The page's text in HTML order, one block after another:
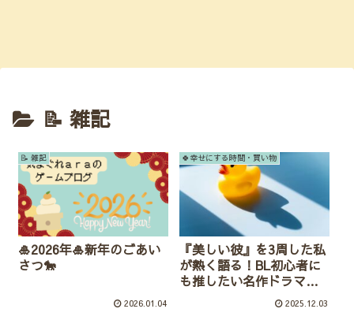
📝 雑記
📝 雑記
🎍2026年🎍新年のごあい
さつ🐎
2026.01.04
🍀幸せにする時間・買い物
『美しい彼』を3周した私
が熱く語る！BL初心者に
も推したい名作ドラマの
魅力〈ネタバレあり〉2025.12.03